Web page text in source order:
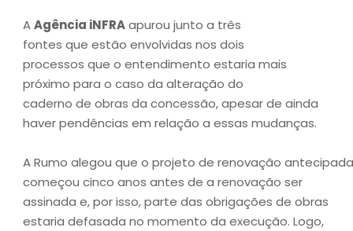
AAgência iNFRAapurou junto a três
fontes que estão envolvidas nos dois
processos que o entendimento estaria mais
próximo para o caso da alteração do
caderno de obras da concessão, apesar de ainda
haver pendências em relação a essas mudanças.
A Rumo alegou que o projeto de renovação antecipada
começou cinco anos antes de a renovação ser
assinada e, por isso, parte das obrigações de obras
estaria defasada no momento da execução. Logo,